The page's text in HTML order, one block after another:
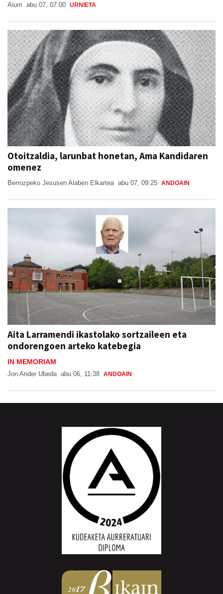
Aiurri abu 07, 07:00 URNIETA
Otoitzaldia, larunbat honetan, Ama Kandidaren
omenez
Berrozpeko Jesusen Alaben Elkartea abu 07, 09:25 ANDOAIN
Aita Larramendi ikastolako sortzaileen eta
ondorengoen arteko katebegia
IN MEMORIAM
Jon Ander Ubeda abu 06, 11:38 ANDOAIN